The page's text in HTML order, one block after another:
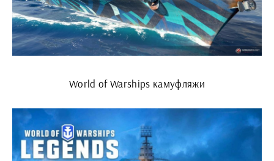
World of Warships камуфляжи